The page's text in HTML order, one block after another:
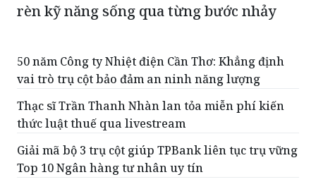
rèn kỹ năng sống qua từng bước nhảy
50 năm Công ty Nhiệt điện Cần Thơ: Khẳng định
vai trò trụ cột bảo đảm an ninh năng lượng
Thạc sĩ Trần Thanh Nhàn lan tỏa miễn phí kiến
thức luật thuế qua livestream
Giải mã bộ 3 trụ cột giúp TPBank liên tục trụ vững
Top 10 Ngân hàng tư nhân uy tín